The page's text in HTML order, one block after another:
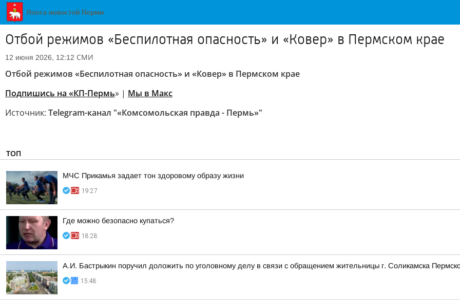
Отбой режимов «Беспилотная опасность» и «Ковер» в Пермском крае
12 июня 2026, 12:12 СМИ
Отбой режимов «Беспилотная опасность» и «Ковер» в Пермском крае
Подпишись на «КП-Пермь» | Мы в Макс
Источник: Telegram-канал "«Комсомольская правда - Пермь»"
ТОП
МЧС Прикамья задает тон здоровому образу жизни
19:27
Где можно безопасно купаться?
18:28
А.И. Бастрыкин поручил доложить по уголовному делу в связи с обращением жительницы г. Соликамска
15:48